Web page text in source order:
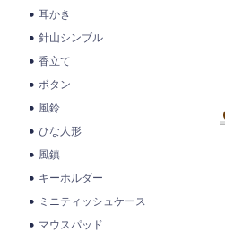
耳かき
針山シンブル
香立て
ボタン
風鈴
ひな人形
風鎮
キーホルダー
ミニティッシュケース
マウスパッド